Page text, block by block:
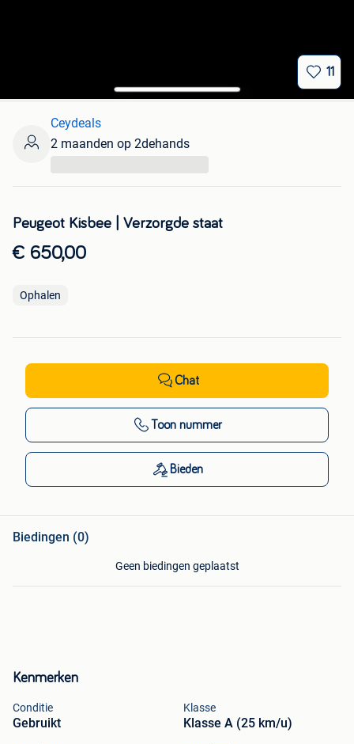
11
Kenmerken
Conditie
Gebruikt
Klasse
Klasse A (25 km/u)
Peugeot Kisbee | Verzorgde staat
€ 650,00
Ophalen
Ceydeals
2 maanden op 2dehands
Chat
Toon nummer
Bieden
Biedingen (0)
Geen biedingen geplaatst